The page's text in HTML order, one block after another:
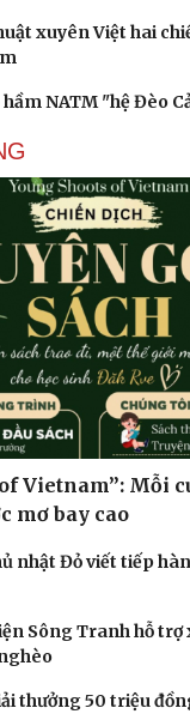
xuyên Việt hai
NATM "hệ Đèo
Vietnam”: Mỗi
mơ bay cao
nhật Đỏ viết tiếp
Sông Tranh hỗ
thưởng 50 triệu